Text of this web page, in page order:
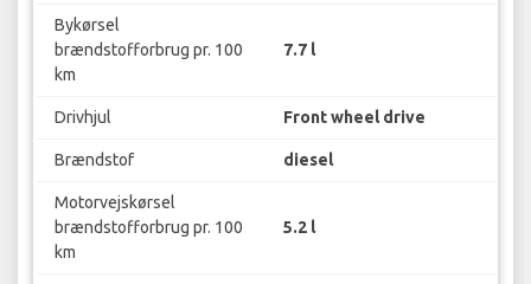
Bykørsel
brændstofforbrug pr. 100
km
7.7 l
Drivhjul Front wheel drive
Brændstof diesel
Motorvejskørsel
brændstofforbrug pr. 100
km
5.2 l